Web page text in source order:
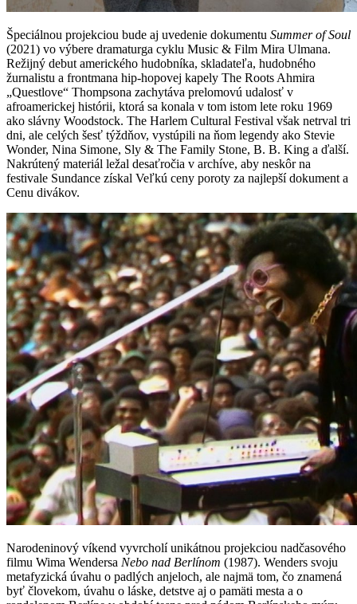
Špeciálnou projekciou bude aj uvedenie dokumentu Summer of Soul
(2021) vo výbere dramaturga cyklu Music & Film Mira Ulmana.
Režijný debut amerického hudobníka, skladateľa, hudobného
žurnalistu a frontmana hip-hopovej kapely The Roots Ahmira
„Questlove“ Thompsona zachytáva prelomovú udalosť v
afroamerickej histórii, ktorá sa konala v tom istom lete roku 1969
ako slávny Woodstock. The Harlem Cultural Festival však netrval tri
dni, ale celých šesť týždňov, vystúpili na ňom legendy ako Stevie
Wonder, Nina Simone, Sly & The Family Stone, B. B. King a ďalší.
Nakrútený materiál ležal desaťročia v archíve, aby neskôr na
festivale Sundance získal Veľkú ceny poroty za najlepší dokument a
Cenu divákov.
Narodeninový víkend vyvrcholí unikátnou projekciou nadčasového
filmu Wima Wendersa Nebo nad Berlínom (1987). Wenders svoju
metafyzická úvahu o padlých anjeloch, ale najmä tom, čo znamená
byť človekom, úvahu o láske, detstve aj o pamäti mesta a o